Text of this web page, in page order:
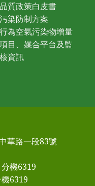
質政策白皮書
染防制方案
為空氣污染物增量
目、媒合平台及監
資訊
華路一段83號
機6319
6319